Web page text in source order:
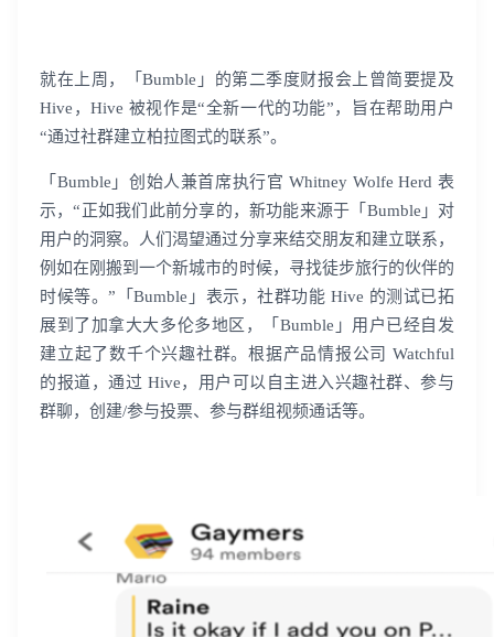
就在上周，「Bumble」的第二季度财报会上曾简要提及
Hive，Hive 被视作是“全新一代的功能”，旨在帮助用户
“通过社群建立柏拉图式的联系”。
「Bumble」创始人兼首席执行官 Whitney Wolfe Herd 表
示，“正如我们此前分享的，新功能来源于「Bumble」对
用户的洞察。人们渴望通过分享来结交朋友和建立联系，
例如在刚搬到一个新城市的时候，寻找徒步旅行的伙伴的
时候等。”「Bumble」表示，社群功能 Hive 的测试已拓
展到了加拿大大多伦多地区，「Bumble」用户已经自发
建立起了数千个兴趣社群。根据产品情报公司 Watchful
的报道，通过 Hive，用户可以自主进入兴趣社群、参与
群聊，创建/参与投票、参与群组视频通话等。